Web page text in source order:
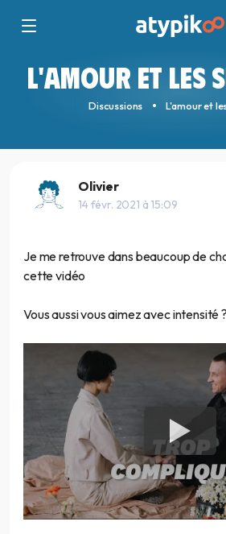
L'AMOUR ET LES
Discussions L'amour et
Olivier
14 févr. 2021 à 15:09
Je me retrouve dans beaucoup de
cette vidéo
Vous aussi vous aimez avec intensité